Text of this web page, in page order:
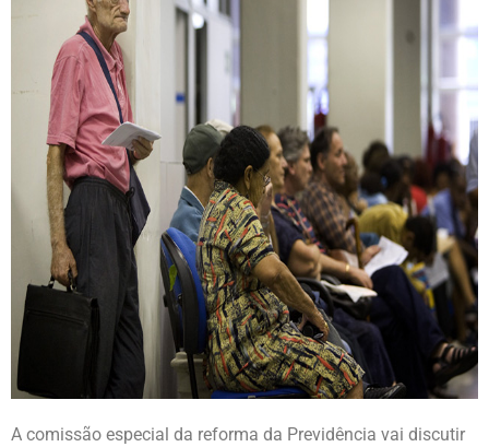
A comissão especial da reforma da Previdência vai discutir